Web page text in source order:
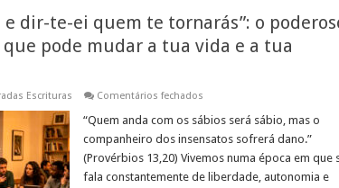
e dir-te-ei quem te tornarás”: o
que pode mudar a tua vida e a tua
Escrituras Comentários fechadosem
me
quem
andas
e
dir-
“Quem anda com os sábios será sábio, mas o
companheiro dos insensatos sofrerá dano.”
(Provérbios 13,20) Vivemos numa época em que
fala constantemente de liberdade, autonomia e